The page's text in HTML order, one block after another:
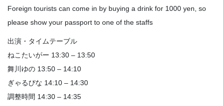
Foreign tourists can come in by buying a drink for 1000 yen, so
please show your passport to one of the staffs
出演・タイムテーブル
ねこたいがー 13:30 – 13:50
舞川ゆの 13:50 – 14:10
ぎゃるぴな 14:10 – 14:30
調整時間 14:30 – 14:35